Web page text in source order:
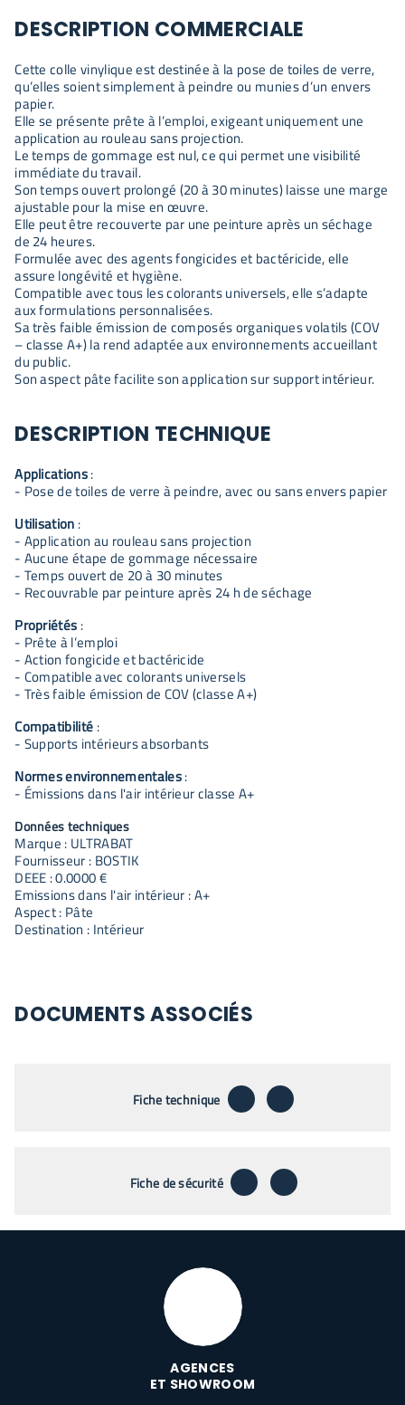
DESCRIPTION COMMERCIALE
Cette colle vinylique est destinée à la pose de toiles de verre,
qu’elles soient simplement à peindre ou munies d’un envers
papier.
Elle se présente prête à l’emploi, exigeant uniquement une
application au rouleau sans projection.
Le temps de gommage est nul, ce qui permet une visibilité
immédiate du travail.
Son temps ouvert prolongé (20 à 30 minutes) laisse une marge
ajustable pour la mise en œuvre.
Elle peut être recouverte par une peinture après un séchage
de 24 heures.
Formulée avec des agents fongicides et bactéricide, elle
assure longévité et hygiène.
Compatible avec tous les colorants universels, elle s’adapte
aux formulations personnalisées.
Sa très faible émission de composés organiques volatils (COV
– classe A+) la rend adaptée aux environnements accueillant
du public.
Son aspect pâte facilite son application sur support intérieur.
DESCRIPTION TECHNIQUE
Applications:
- Pose de toiles de verre à peindre, avec ou sans envers papier
Utilisation :
- Application au rouleau sans projection
- Aucune étape de gommage nécessaire
- Temps ouvert de 20 à 30 minutes
- Recouvrable par peinture après 24 h de séchage
Propriétés :
- Prête à l’emploi
- Action fongicide et bactéricide
- Compatible avec colorants universels
- Très faible émission de COV (classe A+)
Compatibilité :
- Supports intérieurs absorbants
Normes environnementales:
- Émissions dans l'air intérieur classe A+
Données techniques
Marque : ULTRABAT
Fournisseur : BOSTIK
DEEE : 0.0000 €
Emissions dans l'air intérieur : A+
Aspect : Pâte
Destination : Intérieur
DOCUMENTS ASSOCIÉS
Fiche technique téléchargerenvoyer par
Fiche de sécurité téléchargerenvoyer par
AGENCES
ET SHOWROOM